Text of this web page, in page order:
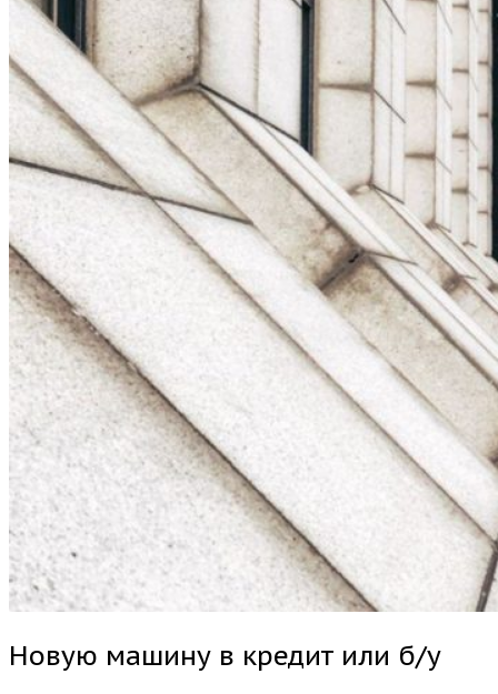
Новую машину в кредит или б/у